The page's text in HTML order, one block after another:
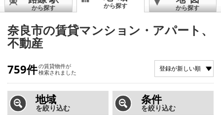
店長のおすすめ物件
おすすめ Sha Maison 特集
積水ハウス Sha Maison 特集 (奈良北部、木津川
市)
積水ハウス Sha Maison 特集 (奈良南部)
から探す から探す から探す
奈良市の賃貸マンション・アパート、
不動産
759件の賃貸物件が
検索されました
地域
を絞り込む
条件
を絞り込む